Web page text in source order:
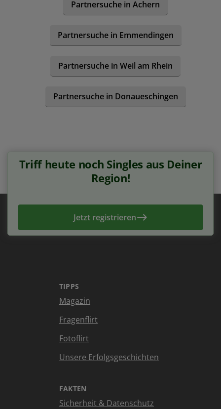
Partnersuche in Achern
Partnersuche in Emmendingen
Partnersuche in Weil am Rhein
Partnersuche in Donaueschingen
Triff heute noch Singles aus Deiner
Region!
Jetzt registrieren
TIPPS
Magazin
Fragenflirt
Fotoflirt
Unsere Erfolgsgeschichten
FAKTEN
Sicherheit & Datenschutz